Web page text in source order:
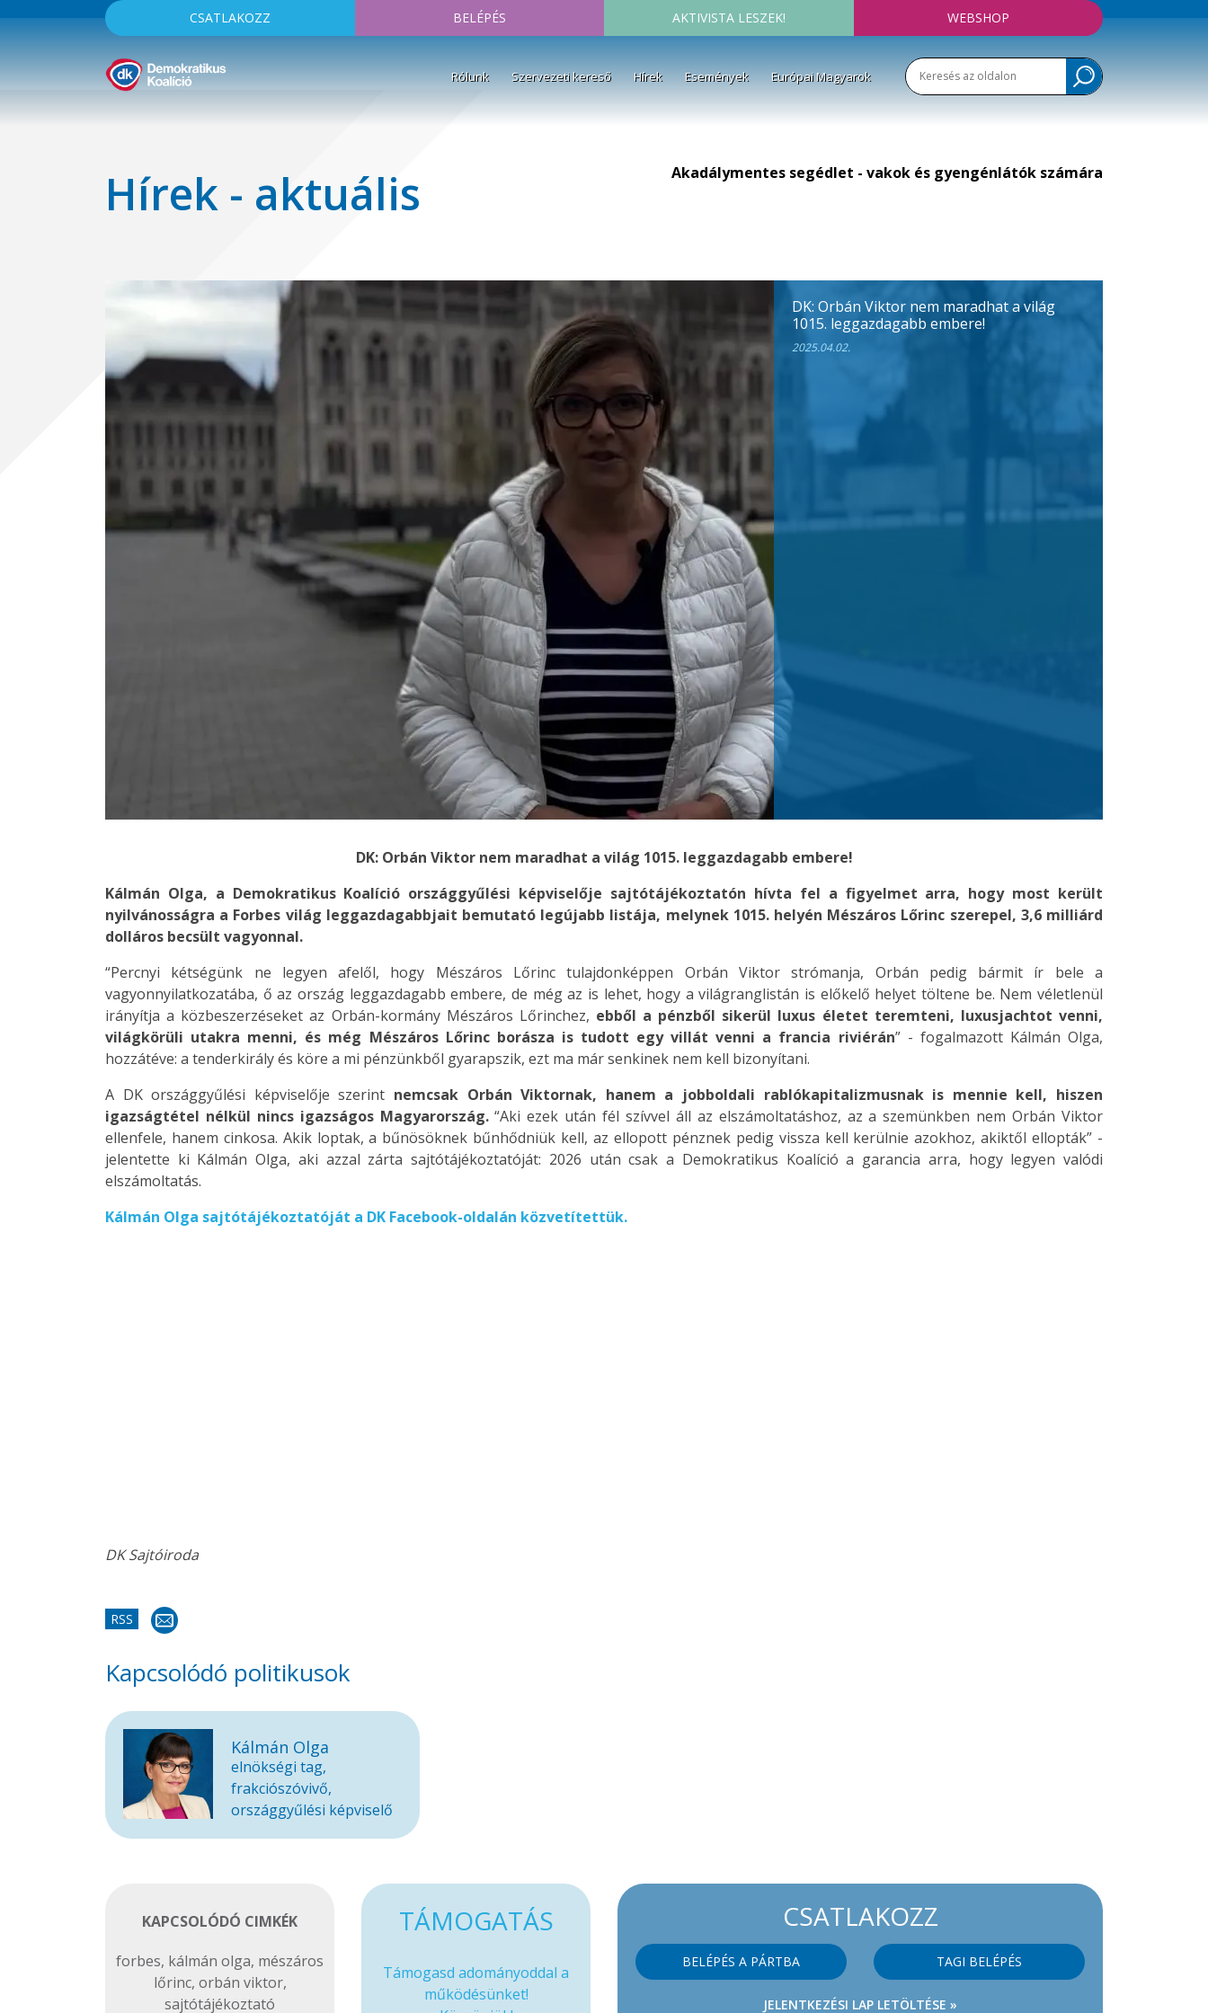
CSATLAKOZZ BELÉPÉS AKTIVISTA LESZEK! WEBSHOP
Rólunk Szervezeti kereső Hírek Események Európai Magyarok
Hírek - aktuális Akadálymentes segédlet - vakok és gyengénlátók számára
DK: Orbán Viktor nem maradhat a világ
1015. leggazdagabb embere!
2025.04.02.
DK: Orbán Viktor nem maradhat a világ 1015. leggazdagabb embere!
Kálmán Olga, a Demokratikus Koalíció országgyűlési képviselője sajtótájékoztatón hívta fel a figyelmet arra, hogy most került
nyilvánosságra a Forbes világ leggazdagabbjait bemutató legújabb listája, melynek 1015. helyén Mészáros Lőrinc szerepel, 3,6 milliárd
dolláros becsült vagyonnal.
“Percnyi kétségünk ne legyen afelől, hogy Mészáros Lőrinc tulajdonképpen Orbán Viktor strómanja, Orbán pedig bármit ír bele a
vagyonnyilatkozatába, ő az ország leggazdagabb embere, de még az is lehet, hogy a világranglistán is előkelő helyet töltene be. Nem véletlenül
irányítja a közbeszerzéseket az Orbán-kormány Mészáros Lőrinchez, ebből a pénzből sikerül luxus életet teremteni, luxusjachtot venni,
világkörüli utakra menni, és még Mészáros Lőrinc borásza is tudott egy villát venni a francia riviérán” - fogalmazott Kálmán Olga,
hozzátéve: a tenderkirály és köre a mi pénzünkből gyarapszik, ezt ma már senkinek nem kell bizonyítani.
A DK országgyűlési képviselője szerint nemcsak Orbán Viktornak, hanem a jobboldali rablókapitalizmusnak is mennie kell, hiszen
igazságtétel nélkül nincs igazságos Magyarország.“Aki ezek után fél szívvel áll az elszámoltatáshoz, az a szemünkben nem Orbán Viktor
ellenfele, hanem cinkosa. Akik loptak, a bűnösöknek bűnhődniük kell, az ellopott pénznek pedig vissza kell kerülnie azokhoz, akiktől ellopták” -
jelentette ki Kálmán Olga, aki azzal zárta sajtótájékoztatóját: 2026 után csak a Demokratikus Koalíció a garancia arra, hogy legyen valódi
elszámoltatás.
Kálmán Olga sajtótájékoztatóját a DK Facebook-oldalán közvetítettük.
DK Sajtóiroda
RSS
Kapcsolódó politikusok
Kálmán Olga
elnökségi tag,
frakciószóvivő,
országgyűlési képviselő
KAPCSOLÓDÓ CIMKÉK
forbes, kálmán olga, mészáros
lőrinc, orbán viktor,
sajtótájékoztató
CSATLAKOZZ
BELÉPÉS A PÁRTBA TAGI BELÉPÉS
JELENTKEZÉSI LAP LETÖLTÉSE »
TÁMOGATÁS
Támogasd adományoddal a
működésünket!